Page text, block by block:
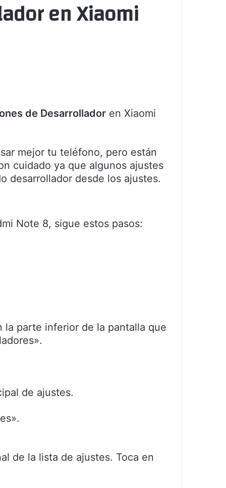
en Xiaomi
de Desarrolladoren Xiaomi
mejor tu teléfono, pero están
cuidado ya que algunos ajustes
desarrollador desde los ajustes.
Note 8, sigue estos pasos:
la parte inferior de la pantalla que
de ajustes.
de la lista de ajustes. Toca en